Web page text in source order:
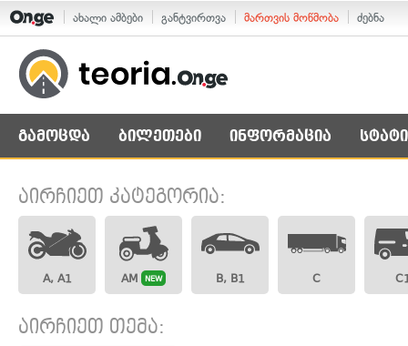
ახალი ამბები განტვირთვა მართვის მოწმობა ძებნა
გამოცდა ბილეთები ინფორმაცია
აირჩიეთ კატეგორია:
A, A1 AM NEW B, B1 C
აირჩიეთ თემა: